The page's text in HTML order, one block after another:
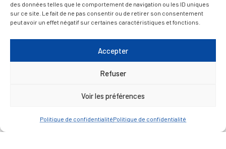
des données telles que le comportement de navigation ou les ID uniques
sur ce site. Le fait de ne pas consentir ou de retirer son consentement
peut avoir un effet négatif sur certaines caractéristiques et fonctions.
Accepter
Refuser
Voir les préférences
Politique de confidentialitéPolitique de confidentialité